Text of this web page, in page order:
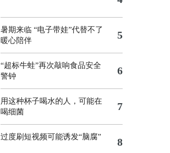
暑期来临 “电子带娃”代替不了
暖心陪伴
5
“超标牛蛙”再次敲响食品安全
警钟
6
用这种杯子喝水的人，可能在
喝细菌
7
过度刷短视频可能诱发“脑腐” 8